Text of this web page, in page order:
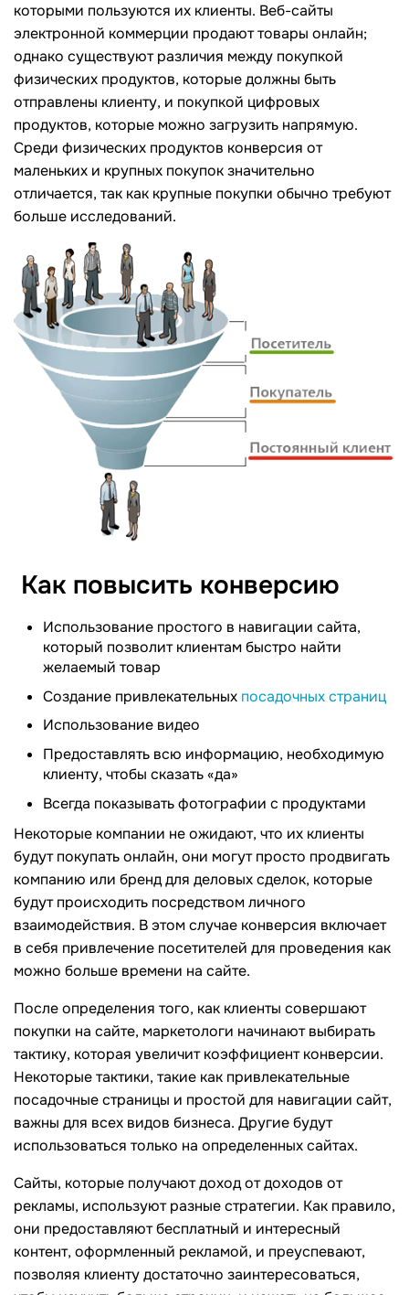
которыми пользуются их клиенты. Веб-сайты
электронной коммерции продают товары онлайн;
однако существуют различия между покупкой
физических продуктов, которые должны быть
отправлены клиенту, и покупкой цифровых
продуктов, которые можно загрузить напрямую.
Среди физических продуктов конверсия от
маленьких и крупных покупок значительно
отличается, так как крупные покупки обычно требуют
больше исследований.
Как повысить конверсию
Использование простого в навигации сайта,
который позволит клиентам быстро найти
желаемый товар
Создание привлекательных посадочных страниц
Использование видео
Предоставлять всю информацию, необходимую
клиенту, чтобы сказать «да»
Всегда показывать фотографии с продуктами
Некоторые компании не ожидают, что их клиенты
будут покупать онлайн, они могут просто продвигать
компанию или бренд для деловых сделок, которые
будут происходить посредством личного
взаимодействия. В этом случае конверсия включает
в себя привлечение посетителей для проведения как
можно больше времени на сайте.
После определения того, как клиенты совершают
покупки на сайте, маркетологи начинают выбирать
тактику, которая увеличит коэффициент конверсии.
Некоторые тактики, такие как привлекательные
посадочные страницы и простой для навигации сайт,
важны для всех видов бизнеса. Другие будут
использоваться только на определенных сайтах.
Сайты, которые получают доход от доходов от
рекламы, используют разные стратегии. Как правило,
они предоставляют бесплатный и интересный
контент, оформленный рекламой, и преуспевают,
позволяя клиенту достаточно заинтересоваться,